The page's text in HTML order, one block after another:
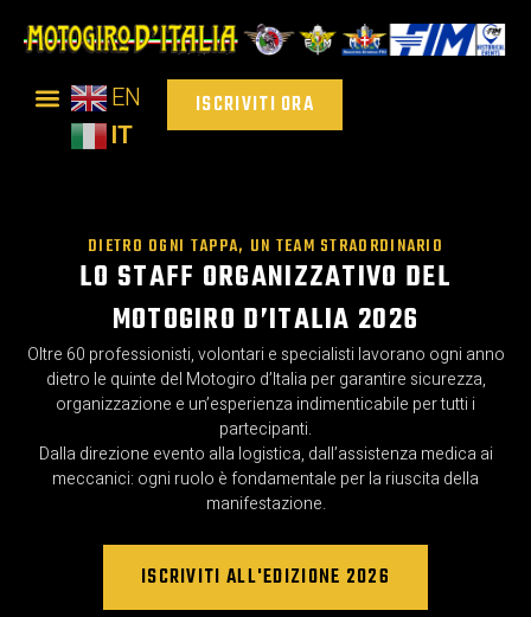
contenuto
EN
IT
ISCRIVITI ORA
DIETRO OGNI TAPPA, UN TEAM STRAORDINARIO
LO STAFF ORGANIZZATIVO DEL
MOTOGIRO D’ITALIA 2026
Oltre 60 professionisti, volontari e specialisti lavorano ogni anno
dietro le quinte del Motogiro d’Italia per garantire sicurezza,
organizzazione e un’esperienza indimenticabile per tutti i
partecipanti.
Dalla direzione evento alla logistica, dall’assistenza medica ai
meccanici: ogni ruolo è fondamentale per la riuscita della
manifestazione.
ISCRIVITI ALL'EDIZIONE 2026